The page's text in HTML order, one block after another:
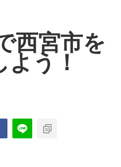
西宮市を
よう！